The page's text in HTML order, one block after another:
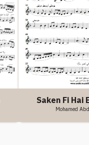
Saken Fi Hai
Mohamed